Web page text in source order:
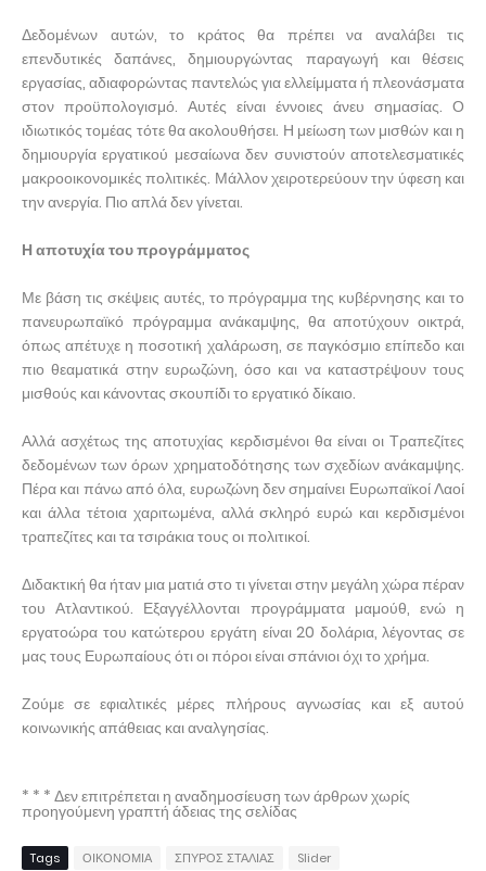
Δεδομένων αυτών, το κράτος θα πρέπει να αναλάβει τις
επενδυτικές δαπάνες, δημιουργώντας παραγωγή και θέσεις
εργασίας, αδιαφορώντας παντελώς για ελλείμματα ή πλεονάσματα
στον προϋπολογισμό. Αυτές είναι έννοιες άνευ σημασίας. Ο
ιδιωτικός τομέας τότε θα ακολουθήσει. Η μείωση των μισθών και η
δημιουργία εργατικού μεσαίωνα δεν συνιστούν αποτελεσματικές
μακροοικονομικές πολιτικές. Μάλλον χειροτερεύουν την ύφεση και
την ανεργία. Πιο απλά δεν γίνεται.
Η αποτυχία του προγράμματος
Με βάση τις σκέψεις αυτές, το πρόγραμμα της κυβέρνησης και το
πανευρωπαϊκό πρόγραμμα ανάκαμψης, θα αποτύχουν οικτρά,
όπως απέτυχε η ποσοτική χαλάρωση, σε παγκόσμιο επίπεδο και
πιο θεαματικά στην ευρωζώνη, όσο και να καταστρέψουν τους
μισθούς και κάνοντας σκουπίδι το εργατικό δίκαιο.
Αλλά ασχέτως της αποτυχίας κερδισμένοι θα είναι οι Τραπεζίτες
δεδομένων των όρων χρηματοδότησης των σχεδίων ανάκαμψης.
Πέρα και πάνω από όλα, ευρωζώνη δεν σημαίνει Ευρωπαϊκοί Λαοί
και άλλα τέτοια χαριτωμένα, αλλά σκληρό ευρώ και κερδισμένοι
τραπεζίτες και τα τσιράκια τους οι πολιτικοί.
Διδακτική θα ήταν μια ματιά στο τι γίνεται στην μεγάλη χώρα πέραν
του Ατλαντικού. Εξαγγέλλονται προγράμματα μαμούθ, ενώ η
εργατοώρα του κατώτερου εργάτη είναι 20 δολάρια, λέγοντας σε
μας τους Ευρωπαίους ότι οι πόροι είναι σπάνιοι όχι το χρήμα.
Ζούμε σε εφιαλτικές μέρες πλήρους αγνωσίας και εξ αυτού
κοινωνικής απάθειας και αναλγησίας.
* * * Δεν επιτρέπεται η αναδημοσίευση των άρθρων χωρίς
προηγούμενη γραπτή άδειας της σελίδας
Tags ΟΙΚΟΝΟΜΙΑ ΣΠΥΡΟΣ ΣΤΑΛΙΑΣ Slider